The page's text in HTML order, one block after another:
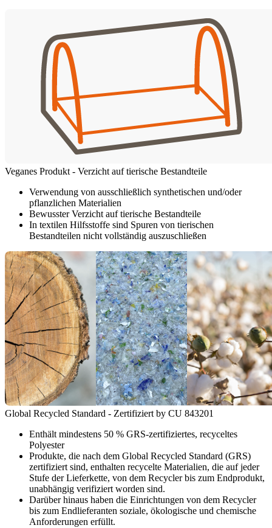
Veganes Produkt - Verzicht auf tierische Bestandteile
Verwendung von ausschließlich synthetischen und/oder
pflanzlichen Materialien
Bewusster Verzicht auf tierische Bestandteile
In textilen Hilfsstoffe sind Spuren von tierischen
Bestandteilen nicht vollständig auszuschließen
Global Recycled Standard - Zertifiziert by CU 843201
Enthält mindestens 50 % GRS-zertifiziertes, recyceltes
Polyester
Produkte, die nach dem Global Recycled Standard (GRS)
zertifiziert sind, enthalten recycelte Materialien, die auf jeder
Stufe der Lieferkette, von dem Recycler bis zum Endprodukt,
unabhängig verifiziert worden sind.
Darüber hinaus haben die Einrichtungen von dem Recycler
bis zum Endlieferanten soziale, ökologische und chemische
Anforderungen erfüllt.